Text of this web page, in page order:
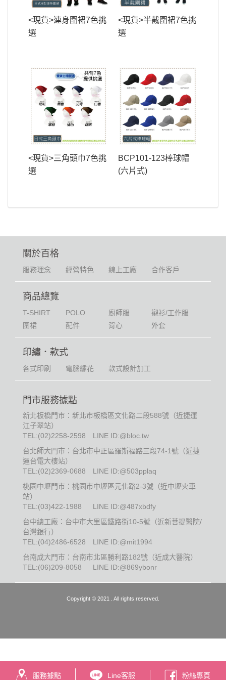
<現貨>連身圍裙7色挑
選
<現貨>半截圍裙7色挑
選
<現貨>三角頭巾7色挑
選
BCP101-123棒球帽
(六片式)
關於百格
服務理念 經營特色 線上工廠 合作客戶
商品總覽
T-SHIRT POLO 廚師服
襯衫/工作服
圍裙
配件 背心 外套
印繡．款式
各式印刷 電腦繡花 款式設計加工
門市服務據點
新北板橋門市：新北市板橋區文化路二段588號（近捷運
江子翠站）
TEL:(02)2258-2598
LINE ID:@bloc.tw
台北師大門市：台北市中正區羅斯福路三段74-1號（近捷
運台電大樓站）
TEL:(02)2369-0688
LINE ID:@503pplaq
桃園中壢門市：桃園市中壢區元化路2-3號（近中壢火車
站）
TEL:(03)422-1988
LINE ID:@487xbdfy
台中總工廠：台中市大里區鐵路街10-5號（近新菩提醫院/
台灣銀行）
TEL:(04)2486-6528
LINE ID:@mit1994
台南成大門市：台南市北區勝利路182號（近成大醫院）
TEL:(06)209-8058 LINE ID:@869ybonr
Copyright © 2021 . All rights reserved.
服務據點 Line客服 粉絲專頁